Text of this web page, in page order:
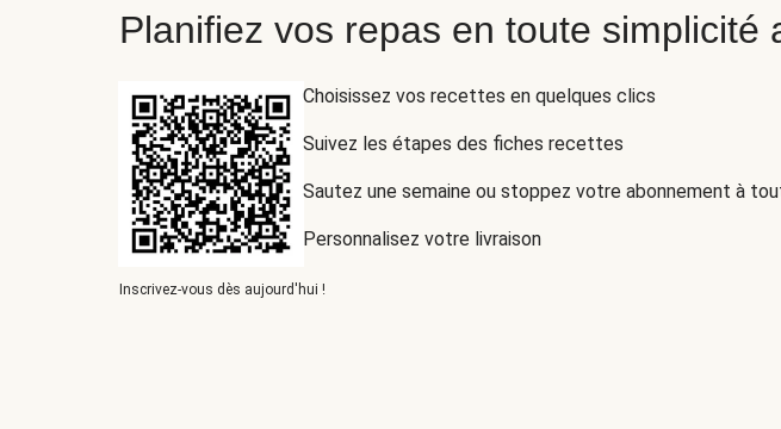
Planifiez vos repas en toute simplicité
Choisissez vos recettes en quelques clics
Suivez les étapes des fiches recettes
Sautez une semaine ou stoppez votre abonnement à
Personnalisez votre livraison
Inscrivez-vous dès aujourd'hui !